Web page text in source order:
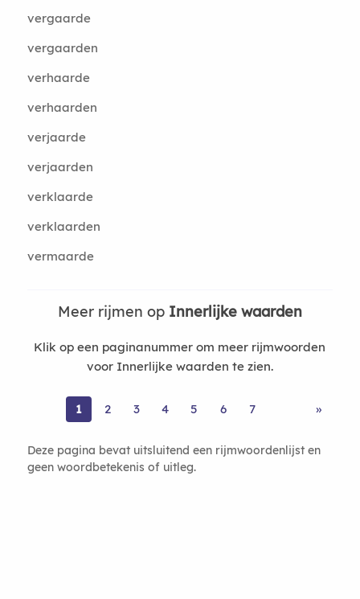
vergaarde
vergaarden
verhaarde
verhaarden
verjaarde
verjaarden
verklaarde
verklaarden
vermaarde
Meer rijmen op Innerlijke waarden
Klik op een paginanummer om meer rijmwoorden
voor Innerlijke waarden te zien.
1 2 3 4 5 6 7 »
Deze pagina bevat uitsluitend een rijmwoordenlijst en
geen woordbetekenis of uitleg.